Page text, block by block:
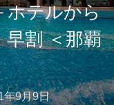
ホテルから
割 ＜那覇
年9月9日